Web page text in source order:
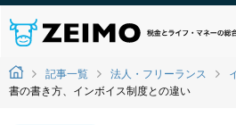
記事一覧 法人・フリーランス
書の書き方、インボイス制度との違い